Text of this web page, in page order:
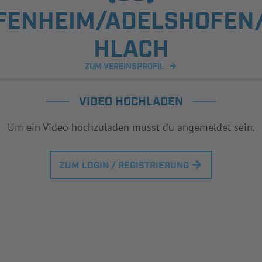
HLACH
ZUM VEREINSPROFIL
VIDEO HOCHLADEN
Um ein Video hochzuladen musst du angemeldet sein.
ZUM LOGIN / REGISTRIERUNG